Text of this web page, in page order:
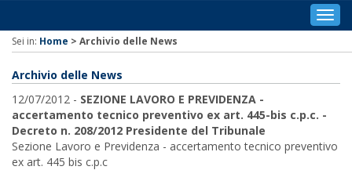
Sei in: Home > Archivio delle News
Archivio delle News
12/07/2012 - SEZIONE LAVORO E PREVIDENZA -
accertamento tecnico preventivo ex art. 445-bis c.p.c. -
Decreto n. 208/2012 Presidente del Tribunale
Sezione Lavoro e Previdenza - accertamento tecnico preventivo
ex art. 445 bis c.p.c